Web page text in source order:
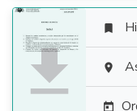



